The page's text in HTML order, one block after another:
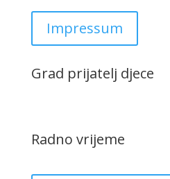
Impressum
Grad prijatelj djece
Radno vrijeme